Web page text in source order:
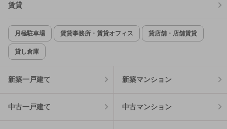
賃貸
月極駐車場 賃貸事務所・賃貸オフィス 貸店舗・店舗賃貸
貸し倉庫
新築一戸建て 新築マンション
中古一戸建て 中古マンション